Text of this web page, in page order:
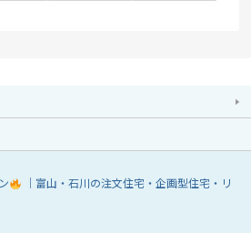
｜富山・石川の注文住宅・企画型住宅・リ